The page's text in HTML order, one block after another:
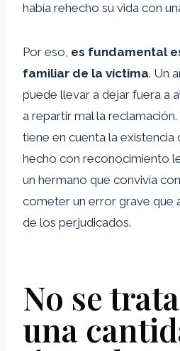
había rehecho su vida con
Por eso, es fundamental
familiar de la víctima. Un
puede llevar a dejar fuera a
a repartir mal la
tiene en cuenta la existencia
hecho con reconocimiento
un hermano que convivía
cometer un error grave que
de los perjudicados.
No se
una